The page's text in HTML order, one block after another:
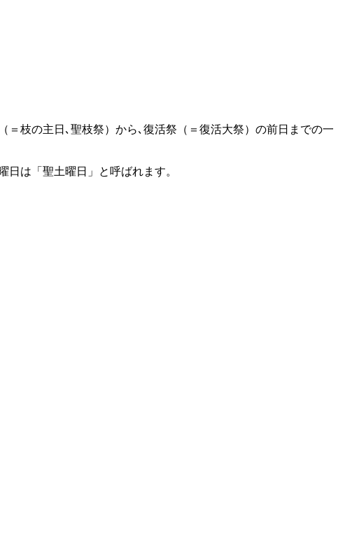
＝枝の主日､聖枝祭）から､復活祭（＝復活大祭）の前日までの一
は「聖土曜日」と呼ばれます。